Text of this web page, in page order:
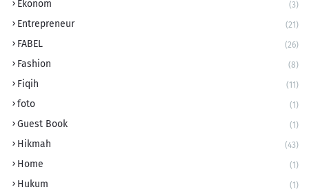
Ekonom (3)
Entrepreneur (21)
FABEL (26)
Fashion (8)
Fiqih (11)
foto (1)
Guest Book (1)
Hikmah (43)
Home (1)
Hukum (1)